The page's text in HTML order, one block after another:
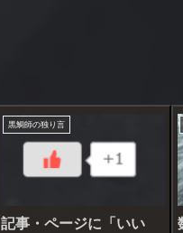
黒鯛師の独り言
記事・ページに「いい